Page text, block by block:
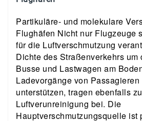
Partikuläre- und molekulare
Flughäfen Nicht nur Flugzeuge
für die Luftverschmutzung
Dichte des Straßenverkehrs um
Busse und Lastwagen am
Ladevorgänge von Passagieren
unterstützen, tragen ebenfalls
Luftverunreinigung bei. Die
Hauptverschmutzungsquelle ist